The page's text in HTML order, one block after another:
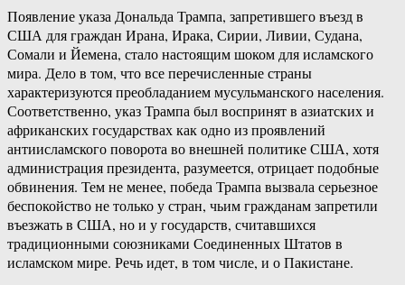
Появление указа Дональда Трампа, запретившего въезд в
США для граждан Ирана, Ирака, Сирии, Ливии, Судана,
Сомали и Йемена, стало настоящим шоком для исламского
мира. Дело в том, что все перечисленные страны
характеризуются преобладанием мусульманского населения.
Соответственно, указ Трампа был воспринят в азиатских и
африканских государствах как одно из проявлений
антиисламского поворота во внешней политике США, хотя
администрация президента, разумеется, отрицает подобные
обвинения. Тем не менее, победа Трампа вызвала серьезное
беспокойство не только у стран, чьим гражданам запретили
въезжать в США, но и у государств, считавшихся
традиционными союзниками Соединенных Штатов в
исламском мире. Речь идет, в том числе, и о Пакистане.